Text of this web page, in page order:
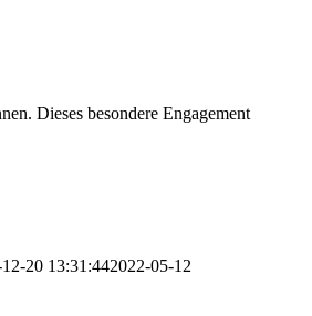
Dieses besondere Engagement
20 13:31:442022-05-12